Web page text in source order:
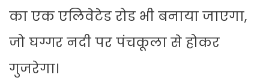
का एक एलिवेटेड रोड भी बनाया जाएगा,
जो घग्गर नदी पर पंचकूला से होकर
गुजरेगा।